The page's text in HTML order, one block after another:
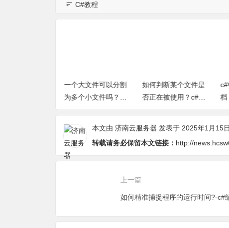
C#教程
一个大文件可以分割
为多个小文件吗？c#
将一个文件分割为多
如何判断某个文件是
否正在被使用？c#判
断某个文件是否被占
c#
档
本文由 济南云服务器 发表于 2025年1月15日
转载请务必保留本文链接： http://
上一篇